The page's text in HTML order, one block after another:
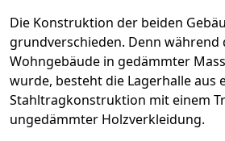
Die Konstruktion der beiden
grundverschieden. Denn während
Wohngebäude in gedämmter
wurde, besteht die Lagerhalle aus
Stahltragkonstruktion mit einem
ungedämmter Holzverkleidung.